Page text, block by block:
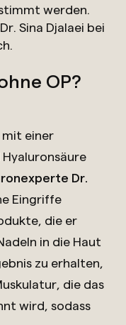
werden.
Sina Djalaei bei
OP?
mit einer
Dr.
Eingriffe
die er
in die Haut
zu erhalten,
die das
wird, sodass